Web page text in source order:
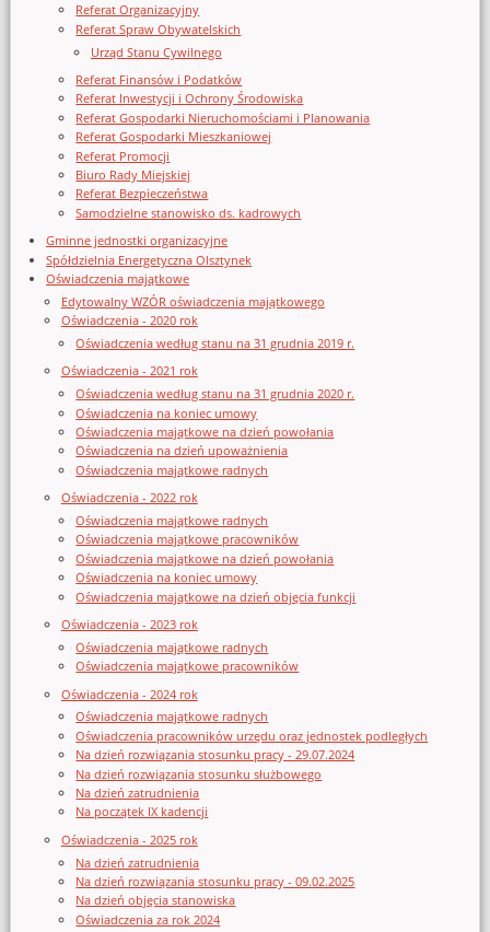
Referat Organizacyjny
Referat Spraw Obywatelskich
Urząd Stanu Cywilnego
Referat Finansów i Podatków
Referat Inwestycji i Ochrony Środowiska
Referat Gospodarki Nieruchomościami i Planowania
Referat Gospodarki Mieszkaniowej
Referat Promocji
Biuro Rady Miejskiej
Referat Bezpieczeństwa
Samodzielne stanowisko ds. kadrowych
Gminne jednostki organizacyjne
Spółdzielnia Energetyczna Olsztynek
Oświadczenia majątkowe
Edytowalny WZÓR oświadczenia majątkowego
Oświadczenia - 2020 rok
Oświadczenia według stanu na 31 grudnia 2019 r.
Oświadczenia - 2021 rok
Oświadczenia według stanu na 31 grudnia 2020 r.
Oświadczenia na koniec umowy
Oświadczenia majątkowe na dzień powołania
Oświadczenia na dzień upoważnienia
Oświadczenia majątkowe radnych
Oświadczenia - 2022 rok
Oświadczenia majątkowe radnych
Oświadczenia majątkowe pracowników
Oświadczenia majątkowe na dzień powołania
Oświadczenia na koniec umowy
Oświadczenia majątkowe na dzień objęcia funkcji
Oświadczenia - 2023 rok
Oświadczenia majątkowe radnych
Oświadczenia majątkowe pracowników
Oświadczenia - 2024 rok
Oświadczenia majątkowe radnych
Oświadczenia pracowników urzędu oraz jednostek podległych
Na dzień rozwiązania stosunku pracy - 29.07.2024
Na dzień rozwiązania stosunku służbowego
Na dzień zatrudnienia
Na początek IX kadencji
Oświadczenia - 2025 rok
Na dzień zatrudnienia
Na dzień rozwiązania stosunku pracy - 09.02.2025
Na dzień objęcia stanowiska
Oświadczenia za rok 2024